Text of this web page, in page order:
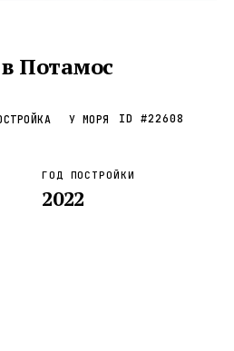
Кипр
Потамос
У МОРЯ ID #22608
ГОД ПОСТРОЙКИ
2022